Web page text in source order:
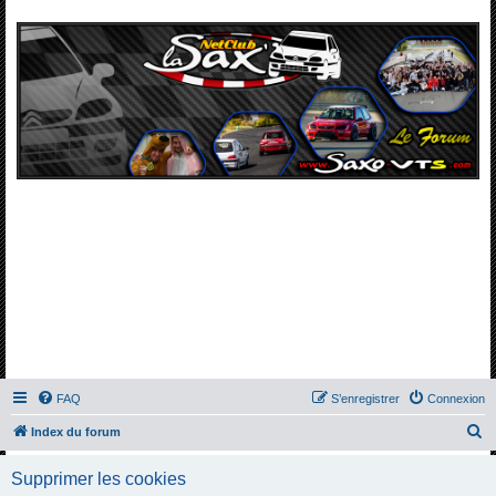
FAQ Connexion
S’enregistrer
Index du forum
Supprimer les cookies